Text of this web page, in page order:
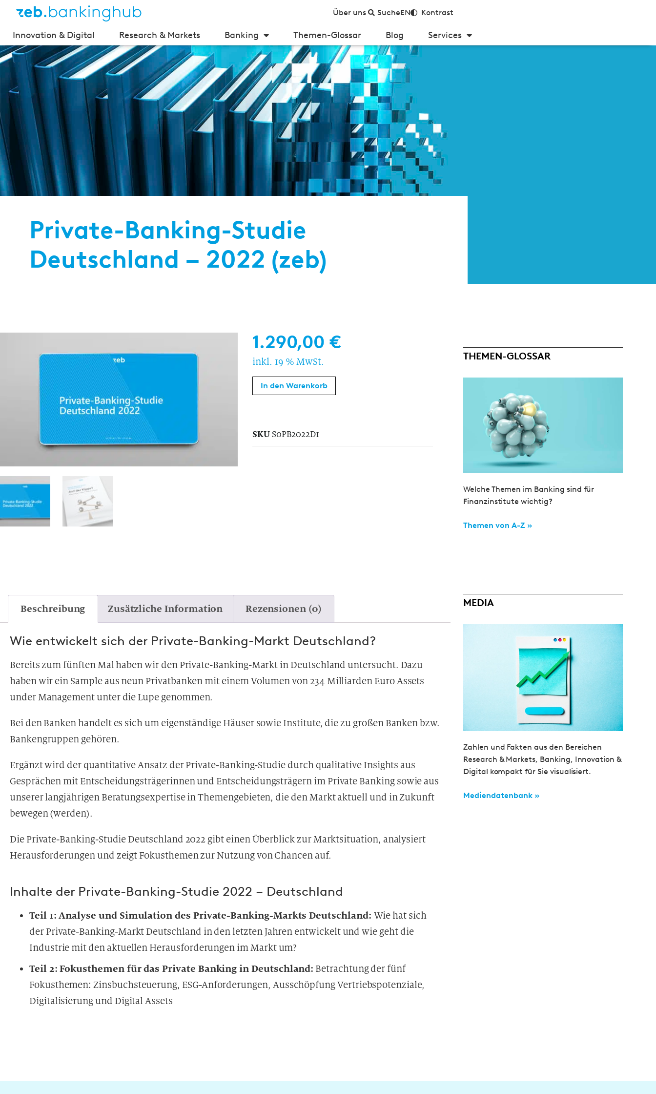
Über uns SucheEN Kontrast
Innovation & Digital Research & Markets Banking Themen-Glossar Blog Services
Private-Banking-Studie
Deutschland – 2022 (zeb)
1.290,00 €
inkl. 19 % MwSt.
In den Warenkorb
SKU S0PB2022D1
Beschreibung Zusätzliche Information Rezensionen (0)
Wie entwickelt sich der Private-Banking-Markt Deutschland?
Bereits zum fünften Mal haben wir den Private-Banking-Markt in Deutschland untersucht. Dazu
haben wir ein Sample aus neun Privatbanken mit einem Volumen von 234 Milliarden Euro Assets
under Management unter die Lupe genommen.
Bei den Banken handelt es sich um eigenständige Häuser sowie Institute, die zu großen Banken bzw.
Bankengruppen gehören.
Ergänzt wird der quantitative Ansatz der Private-Banking-Studie durch qualitative Insights aus
Gesprächen mit Entscheidungsträgerinnen und Entscheidungsträgern im Private Banking sowie aus
unserer langjährigen Beratungsexpertise in Themengebieten, die den Markt aktuell und in Zukunft
bewegen (werden).
Die Private-Banking-Studie Deutschland 2022 gibt einen Überblick zur Marktsituation, analysiert
Herausforderungen und zeigt Fokusthemen zur Nutzung von Chancen auf.
Inhalte der Private-Banking-Studie 2022 – Deutschland
Teil 1: Analyse und Simulation des Private-Banking-Markts Deutschland: Wie hat sich
der Private-Banking-Markt Deutschland in den letzten Jahren entwickelt und wie geht die
Industrie mit den aktuellen Herausforderungen im Markt um?
Teil 2: Fokusthemen für das Private Banking in Deutschland: Betrachtung der fünf
Fokusthemen: Zinsbuchsteuerung, ESG-Anforderungen, Ausschöpfung Vertriebspotenziale,
Digitalisierung und Digital Assets
THEMEN-GLOSSAR
Welche Themen im Banking sind für
Finanzinstitute wichtig?
Themen von A-Z »
MEDIA
Zahlen und Fakten aus den Bereichen
Research & Markets, Banking, Innovation &
Digital kompakt für Sie visualisiert.
Mediendatenbank »